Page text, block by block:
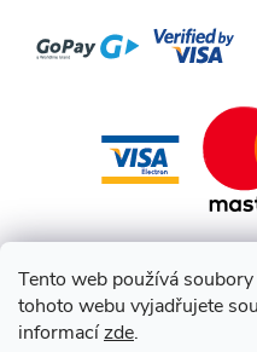
Tento web používá
tohoto webu vyjadřujete
informacízde.